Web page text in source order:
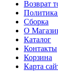
Возврат
Сборка
О
Каталог
Контакты
Корзина
Карта